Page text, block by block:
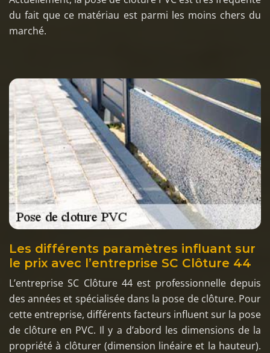
du fait que ce matériau est parmi les moins chers du
marché.
Les différents paramètres influant sur
le prix avec l’entreprise SC Clôture 44
L’entreprise SC Clôture 44 est professionnelle depuis
des années et spécialisée dans la pose de clôture. Pour
cette entreprise, différents facteurs influent sur la pose
de clôture en PVC. Il y a d’abord les dimensions de la
propriété à clôturer (dimension linéaire et la hauteur).